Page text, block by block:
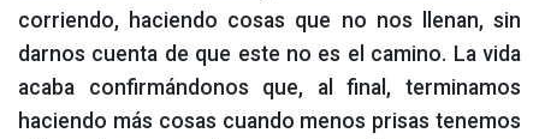
corriendo, haciendo cosas que no nos llenan, sin
darnos cuenta de que este no es el camino. La vida
acaba confirmándonos que, al final, terminamos
haciendo más cosas cuando menos prisas tenemos